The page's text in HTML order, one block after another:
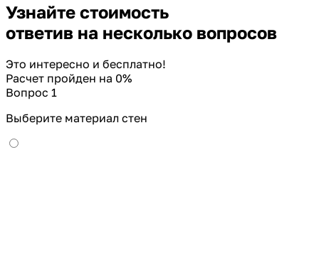
Узнайте стоимость
ответив на несколько вопросов
Это интересно и бесплатно!
Расчет пройден на 0%
Вопрос 1
Выберите материал стен